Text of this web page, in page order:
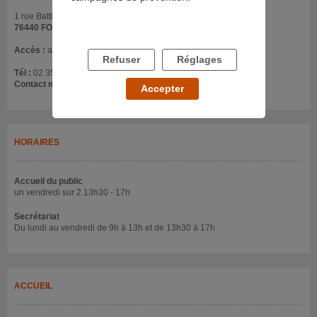
1 rue Battice
76440 FORGES LES EAUX
Accès : au CMS
Tél : 02 35 92 82 58
Contact mail :
csapa@chbarentin.fr
HORAIRES
Accueil du public
un vendredi sur 2 13h30 - 17h
Secrétariat
Du lundi au vendredi de 9h à 13h et de 13h30 à 17h
ACCUEIL
Refuser Réglages
Accepter